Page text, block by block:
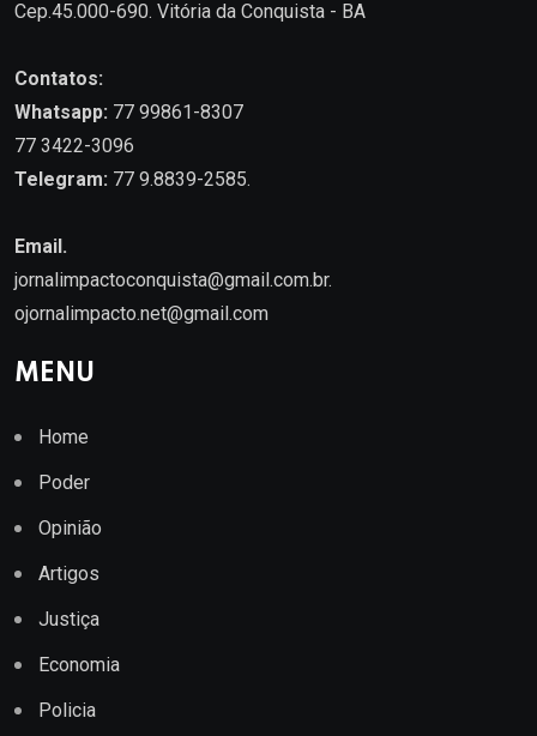
Cep.45.000-690. Vitória da Conquista - BA
Contatos:
Whatsapp: 77 99861-8307
77 3422-3096
Telegram: 77 9.8839-2585.
Email.
jornalimpactoconquista@gmail.com.br.
ojornalimpacto.net@gmail.com
MENU
Home
Poder
Opinião
Artigos
Justiça
Economia
Policia